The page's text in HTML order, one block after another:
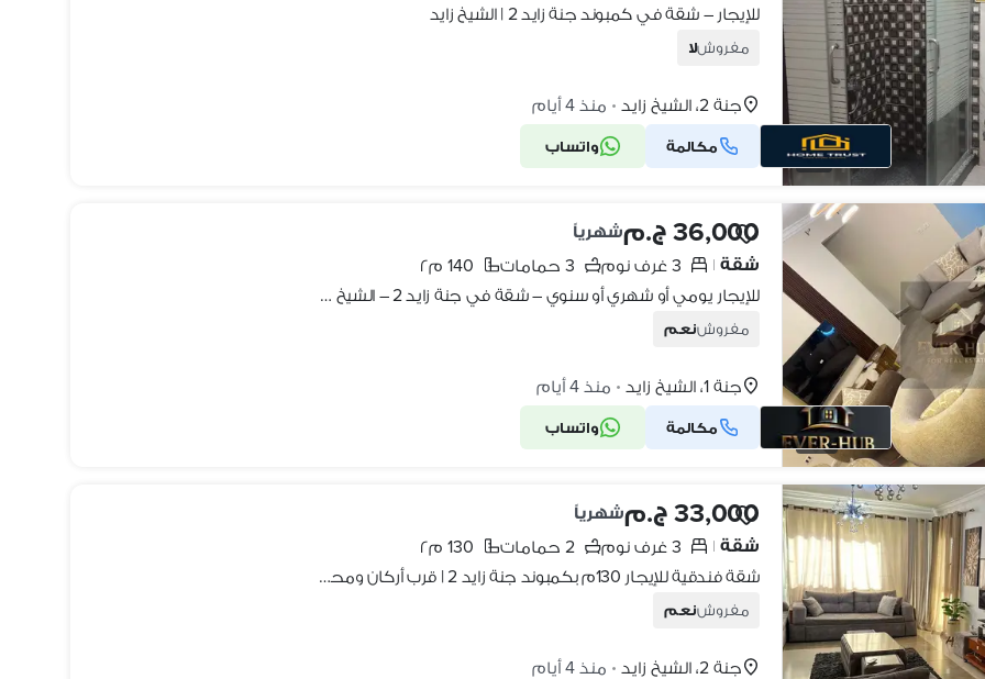
9
للإيجار – شقة في كمبوند جنة زايد 2 | الشيخ زايد
مفروشلا
جنة 2، الشيخ زايد • منذ 4 أيام
مكالمة واتساب
10
36,000 ج.م
شهرياً
شقة | 3 غرف نوم 3 حمامات
140 م٢
للإيجار يومي أو شهري أو سنوي – شقة في جنة زايد 2 – الشيخ زايد شقة مميزة للإيجار داخل كمبوند جنة زايد 2 بموقع هادئ وقريب من جميع الخدمات، متاحة للإيجار
مفروشنعم
جنة 1، الشيخ زايد • منذ 4 أيام
مكالمة واتساب
33,000 ج.م
شهرياً
شقة | 3 غرف نوم 2 حمامات
130 م٢
شقة فندقية للإيجار 130م بكمبوند جنة زايد 2 | قرب أركان ومحور 26 يوليو | 3 غرف و2 حمام دور 4 بأسانسير | موقع حيوي وكامل الخدمات | السعر: 33,000 ج
مفروشنعم
جنة 2، الشيخ زايد • منذ 4 أيام